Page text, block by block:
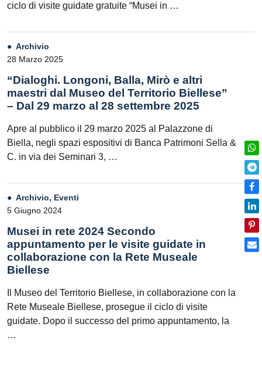
ciclo di visite guidate gratuite “Musei in …
Archivio
28 Marzo 2025
“Dialoghi. Longoni, Balla, Mirò e altri
maestri dal Museo del Territorio Biellese”
– Dal 29 marzo al 28 settembre 2025
Apre al pubblico il 29 marzo 2025 al Palazzone di
Biella, negli spazi espositivi di Banca Patrimoni Sella &
C. in via dei Seminari 3, …
Archivio, Eventi
5 Giugno 2024
Musei in rete 2024 Secondo
appuntamento per le visite guidate in
collaborazione con la Rete Museale
Biellese
Il Museo del Territorio Biellese, in collaborazione con la
Rete Museale Biellese, prosegue il ciclo di visite
guidate. Dopo il successo del primo appuntamento, la
…